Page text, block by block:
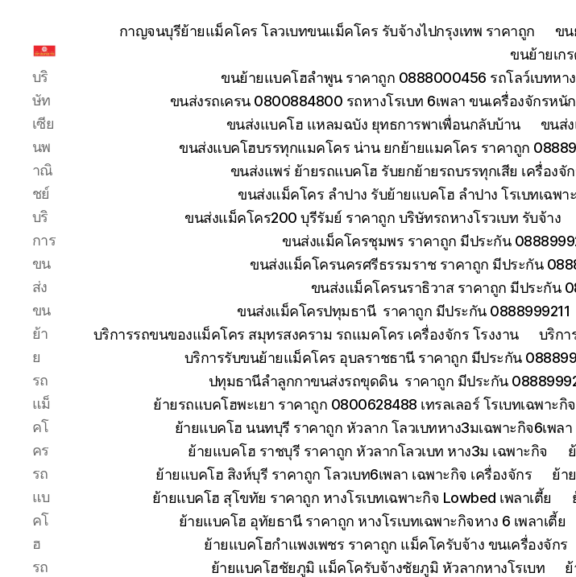
ขน
ย้าย
รถ
โฮ
ทั่ว
ประเทศ.com
บริ
ษัท
เซีย
นพ
าณิ
ชย์
บริ
การ
ขน
ส่ง
ขน
ย้า
ย
รถ
แม็
คโ
คร
รถ
แบ
คโ
ฮ
รถ
กาญจนบุรีย้ายแม็คโคร โลวเบทขนแม็คโคร รับจ้างไปกรุงเทพ ราคาถูก
ขน
ขนย้ายเก
ขนย้ายแบคโฮลำพูน ราคาถูก 0888000456 รถโลว์เบทหา
ขนส่งรถเครน 0800884800 รถหางโรเบท 6เพลา ขนเครื่องจักรหนัก
ขนส่งแบคโฮ แหลมฉบัง ยุทธการพาเพื่อนกลับบ้าน
ขนส่
ขนส่งแบคโฮบรรทุกแมคโคร น่าน ยกย้ายแมคโคร ราคาถูก
ขนส่งแพร่ ย้ายรถแบคโฮ รับยกย้ายรถบรรทุกเสีย เครื่องจั
ขนส่งแม็คโคร ลำปาง รับย้ายแบคโฮ ลำปาง โรเบทเฉพา
ขนส่งแม็คโคร200 บุรีรัมย์ ราคาถูก บริษัทรถหางโรวเบท รับจ้าง
ขนส่งแม็คโครชุมพร ราคาถูก มีประกัน
ขนส่งแม็คโครนครศรีธรรมราช ราคาถูก มีประกัน
ขนส่งแม็คโครนราธิวาส ราคาถูก มีประกัน
ขนส่งแม็คโครปทุมธานี ราคาถูก มีประกัน 0888999211
บริการรถขนของแม็คโคร สมุทรสงคราม รถแมคโคร เครื่องจักร โรงงาน
บริกา
บริการรับขนย้ายแม็คโคร อุบลราชธานี ราคาถูก มีประกัน
ปทุมธานีลำลูกกาขนส่งรถขุดดิน ราคาถูก มีประกัน
ย้ายรถแบคโฮพะเยา ราคาถูก 0800628488 เทรลเลอร์ โรเบทเฉพาะกิจ
ย้ายแบคโฮ นนทบุรี ราคาถูก หัวลาก โลวเบทหาง3มเฉพาะกิจ6เพลา
ย้ายแบคโฮ ราชบุรี ราคาถูก หัวลากโลวเบท หาง3ม เฉพาะกิจ
ย้ายแบคโฮ สิงห์บุรี ราคาถูก โลวเบท6เพลา เฉพาะกิจ เครื่องจักร
ย้า
ย้ายแบคโฮ สุโขทัย ราคาถูก หางโรเบทเฉพาะกิจ Lowbed เพลาเตี้ย
ย้ายแบคโฮ อุทัยธานี ราคาถูก หางโรเบทเฉพาะกิจหาง 6 เพลาเตี้ย
ย้ายแบคโฮกำแพงเพชร ราคาถูก แม็คโครับจ้าง ขนเครื่องจักร
ย้ายแบคโฮชัยภูมิ แม็คโครับจ้างชัยภูมิ หัวลากหางโรเบท